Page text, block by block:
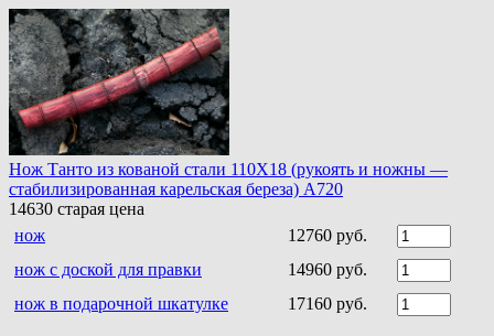
Нож Танто из кованой стали 110Х18 (рукоять и ножны —
стабилизированная карельская береза) A720
14630 старая цена
нож
12760 руб.
нож с доской для правки
14960 руб.
нож в подарочной шкатулке
17160 руб.